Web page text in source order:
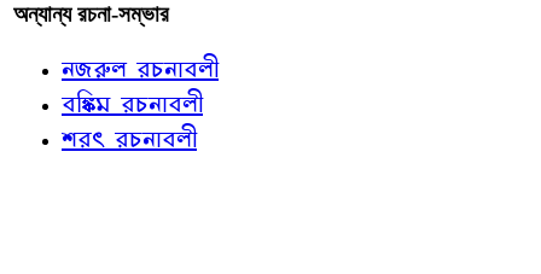
অন্যান্য রচনা-সম্ভার
নজরুল রচনাবলী
বঙ্কিম রচনাবলী
শরৎ রচনাবলী